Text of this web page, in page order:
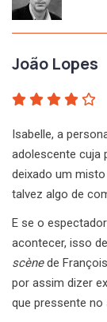
João Lopes
Isabelle, a
adolescente cuja
deixado um
talvez algo de
E se o
acontecer, isso
scènede
por assim dizer
que pressente no